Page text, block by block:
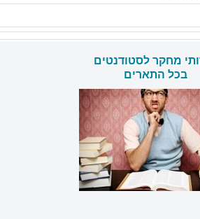
מחקר לסטודנטים
בכל התארים